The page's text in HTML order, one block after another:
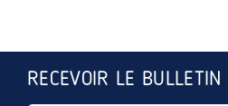
RECEVOIR LE BULLETIN